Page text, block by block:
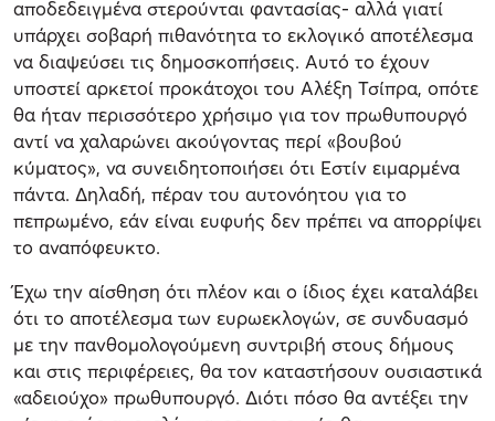
αποδεδειγμένα στερούνται φαντασίας- αλλά γιατί
υπάρχει σοβαρή πιθανότητα το εκλογικό αποτέλεσμα
να διαψεύσει τις δημοσκοπήσεις. Αυτό το έχουν
υποστεί αρκετοί προκάτοχοι του Αλέξη Τσίπρα, οπότε
θα ήταν περισσότερο χρήσιμο για τον πρωθυπουργό
αντί να χαλαρώνει ακούγοντας περί «βουβού
κύματος», να συνειδητοποιήσει ότι Εστίν ειμαρμένα
πάντα. Δηλαδή, πέραν του αυτονόητου για το
πεπρωμένο, εάν είναι ευφυής δεν πρέπει να απορρίψει
το αναπόφευκτο.
Έχω την αίσθηση ότι πλέον και ο ίδιος έχει καταλάβει
ότι το αποτέλεσμα των ευρωεκλογών, σε συνδυασμό
με την πανθομολογούμενη συντριβή στους δήμους
και στις περιφέρειες, θα τον καταστήσουν ουσιαστικά
«αδειούχο» πρωθυπουργό. Διότι πόσο θα αντέξει την